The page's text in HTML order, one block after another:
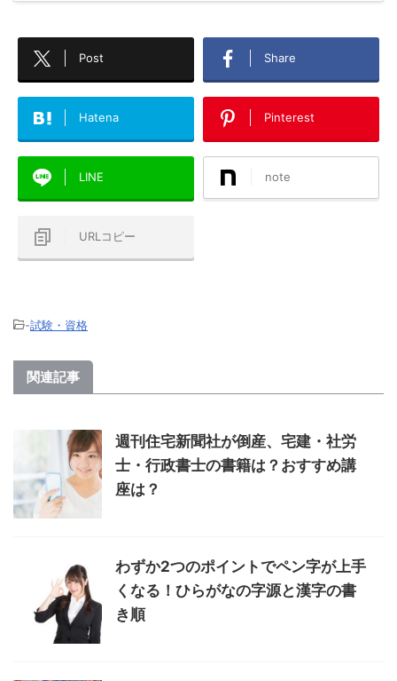
Post Share
Hatena Pinterest
LINE note
URLコピー
-試験・資格
関連記事
週刊住宅新聞社が倒産、宅建・社労
士・行政書士の書籍は？おすすめ講
座は？
わずか2つのポイントでペン字が上手
くなる！ひらがなの字源と漢字の書
き順